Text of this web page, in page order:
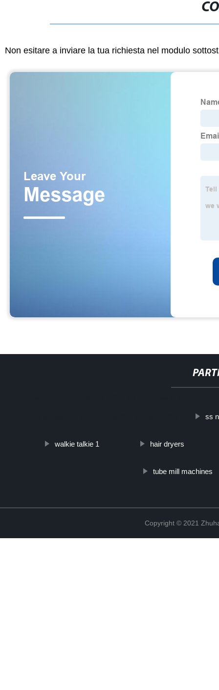
Non esitare a inviare la tua richiesta nel modulo
ss
walkie talkie 1 hair dryers
tube mill machines
Copyright © 2021